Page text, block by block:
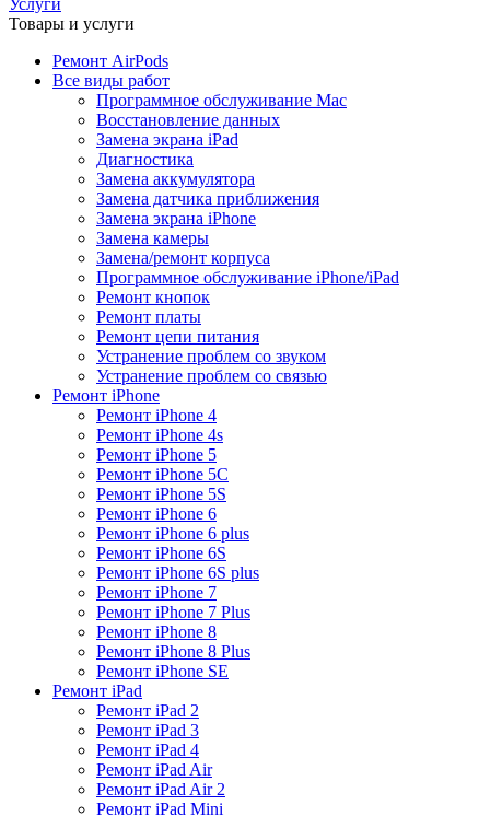
Услуги
Товары и услуги
Ремонт AirPods
Все виды работ
Программное обслуживание Mac
Восстановление данных
Замена экрана iPad
Диагностика
Замена аккумулятора
Замена датчика приближения
Замена экрана iPhone
Замена камеры
Замена/ремонт корпуса
Программное обслуживание iPhone/iPad
Ремонт кнопок
Ремонт платы
Ремонт цепи питания
Устранение проблем со звуком
Устранение проблем со связью
Ремонт iPhone
Ремонт iPhone 4
Ремонт iPhone 4s
Ремонт iPhone 5
Ремонт iPhone 5C
Ремонт iPhone 5S
Ремонт iPhone 6
Ремонт iPhone 6 plus
Ремонт iPhone 6S
Ремонт iPhone 6S plus
Ремонт iPhone 7
Ремонт iPhone 7 Plus
Ремонт iPhone 8
Ремонт iPhone 8 Plus
Ремонт iPhone SE
Ремонт iPad
Ремонт iPad 2
Ремонт iPad 3
Ремонт iPad 4
Ремонт iPad Air
Ремонт iPad Air 2
Ремонт iPad Mini